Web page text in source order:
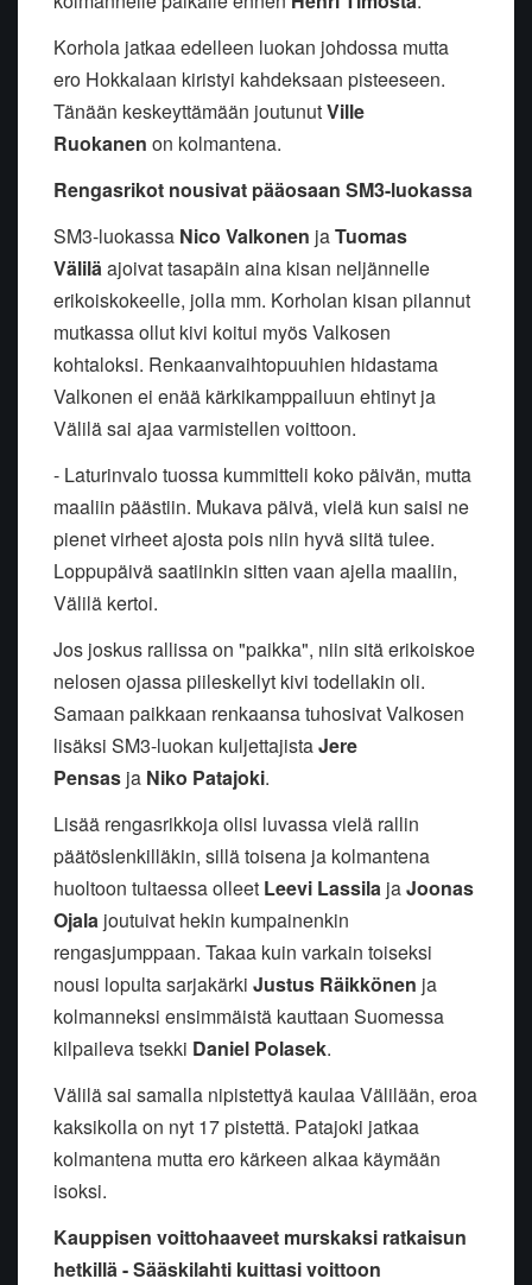
Korhola jatkaa edelleen luokan johdossa mutta
ero Hokkalaan kiristyi kahdeksaan pisteeseen.
Tänään keskeyttämään joutunutVille
Ruokanen on kolmantena.
Rengasrikot nousivat pääosaan SM3-luokassa
SM3-luokassa Nico Valkonen jaTuomas
Väliläajoivat tasapäin aina kisan neljännelle
erikoiskokeelle, jolla mm. Korholan kisan pilannut
mutkassa ollut kivi koitui myös Valkosen
kohtaloksi. Renkaanvaihtopuuhien hidastama
Valkonen ei enää kärkikamppailuun ehtinyt ja
Välilä sai ajaa varmistellen voittoon.
- Laturinvalo tuossa kummitteli koko päivän, mutta
maaliin päästiin. Mukava päivä, vielä kun saisi ne
pienet virheet ajosta pois niin hyvä siitä tulee.
Loppupäivä saatiinkin sitten vaan ajella maaliin,
Välilä kertoi.
Jos joskus rallissa on "paikka", niin sitä erikoiskoe
nelosen ojassa piileskellyt kivi todellakin oli.
Samaan paikkaan renkaansa tuhosivat Valkosen
lisäksi SM3-luokan kuljettajistaJere
Pensas ja Niko Patajoki.
Lisää rengasrikkoja olisi luvassa vielä rallin
päätöslenkilläkin, sillä toisena ja kolmantena
huoltoon tultaessa olleet Leevi Lassila jaJoonas
Ojala joutuivat hekin kumpainenkin
rengasjumppaan. Takaa kuin varkain toiseksi
nousi lopulta sarjakärki Justus Räikkönen ja
kolmanneksi ensimmäistä kauttaan Suomessa
kilpaileva tsekki Daniel Polasek.
Välilä sai samalla nipistettyä kaulaa Välilään, eroa
kaksikolla on nyt 17 pistettä. Patajoki jatkaa
kolmantena mutta ero kärkeen alkaa käymään
isoksi.
Kauppisen voittohaaveet murskaksi ratkaisun
hetkillä - Sääskilahti kuittasi voittoon